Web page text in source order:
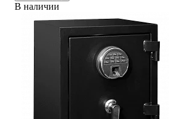
В наличии